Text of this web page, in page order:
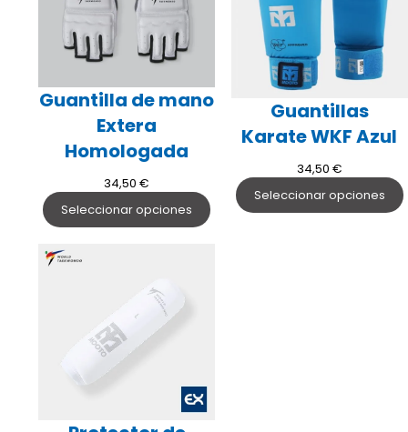
Guantilla de mano
Extera
Homologada
34,50€
Seleccionar opciones
Guantillas
Karate WKF Azul
34,50 €
Seleccionar opciones